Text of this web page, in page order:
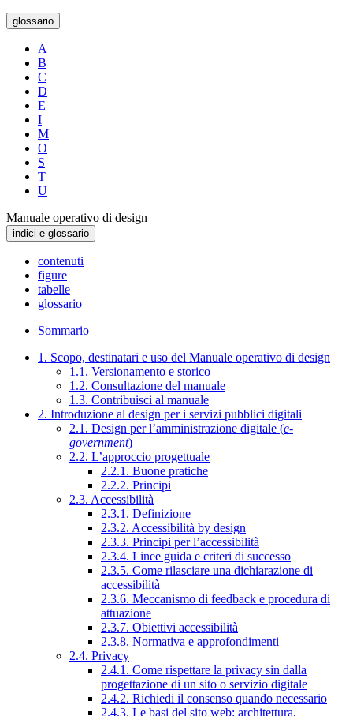
glossario
A
B
C
D
E
I
M
O
S
T
U
Manuale operativo di design
indici e glossario
contenuti
figure
tabelle
glossario
Sommario
1. Scopo, destinatari e uso del Manuale operativo di design
1.1. Versionamento e storico
1.2. Consultazione del manuale
1.3. Contribuisci al manuale
2. Introduzione al design per i servizi pubblici digitali
2.1. Design per l’amministrazione digitale (e-
government)
2.2. L’approccio progettuale
2.2.1. Buone pratiche
2.2.2. Principi
2.3. Accessibilità
2.3.1. Definizione
2.3.2. Accessibilità by design
2.3.3. Principi per l’accessibilità
2.3.4. Linee guida e criteri di successo
2.3.5. Come rilasciare una dichiarazione di
accessibilità
2.3.6. Meccanismo di feedback e procedura di
attuazione
2.3.7. Obiettivi accessibilità
2.3.8. Normativa e approfondimenti
2.4. Privacy
2.4.1. Come rispettare la privacy sin dalla
progettazione di un sito o servizio digitale
2.4.2. Richiedi il consenso quando necessario
2.4.3. Le basi del sito web: architettura,